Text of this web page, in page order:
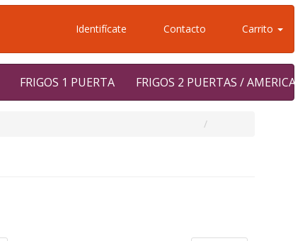
Identifícate Contacto Carrito
FRIGOS 1 PUERTA FRIGOS 2 PUERTAS /